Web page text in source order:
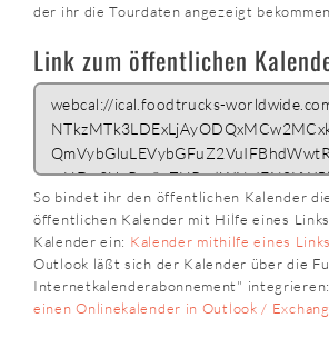
der ihr die Tourdaten angezeigt
Link zum öffentlichen
So bindet ihr den öffentlichen Kalender
öffentlichen Kalender mit Hilfe eines
Kalender ein: Kalender mithilfe eines
Outlook läßt sich der Kalender über die
Internetkalenderabonnement" integrieren:
einen Onlinekalender in Outlook /